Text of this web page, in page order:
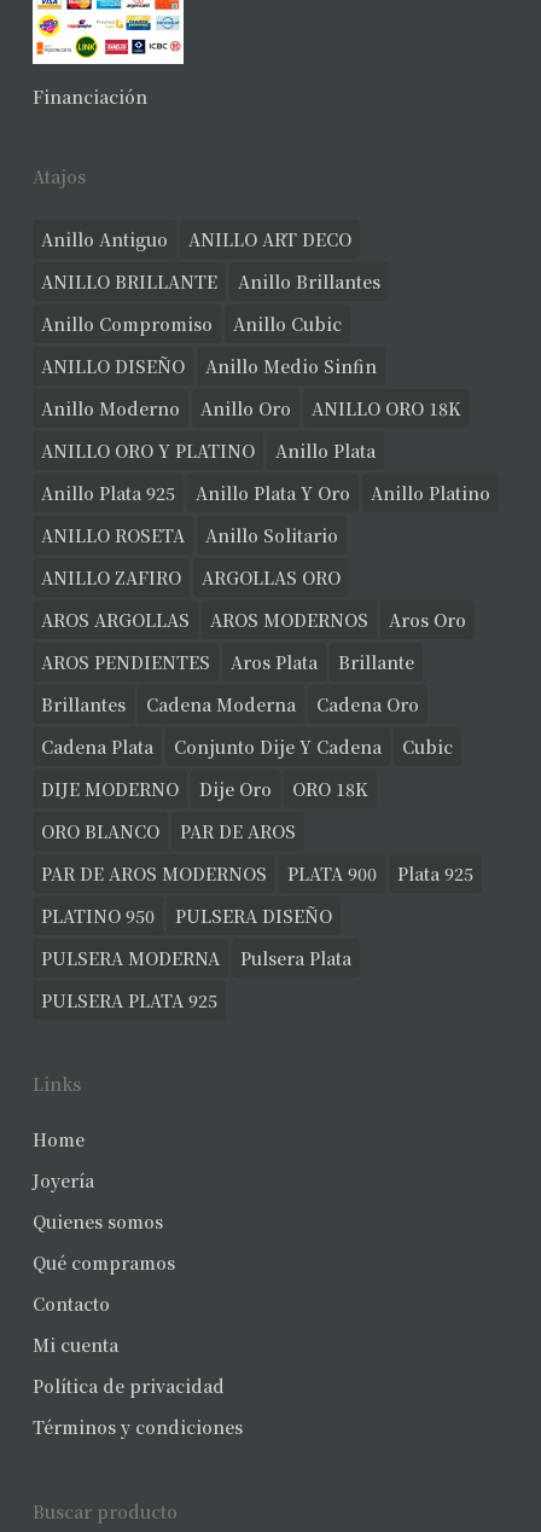
Financiación
Atajos
Anillo Antiguo
ANILLO ART DECO
ANILLO BRILLANTE
Anillo Brillantes
Anillo Compromiso
Anillo Cubic
ANILLO DISEÑO
Anillo Medio Sinfin
Anillo Moderno
Anillo Oro
ANILLO ORO 18K
ANILLO ORO Y PLATINO
Anillo Plata
Anillo Plata 925
Anillo Plata Y Oro
Anillo Platino
ANILLO ROSETA
Anillo Solitario
ANILLO ZAFIRO
ARGOLLAS ORO
AROS ARGOLLAS
AROS MODERNOS
Aros Oro
AROS PENDIENTES
Aros Plata
Brillante
Brillantes
Cadena Moderna
Cadena Oro
Cadena Plata
Conjunto Dije Y Cadena
Cubic
DIJE MODERNO
Dije Oro
ORO 18K
ORO BLANCO
PAR DE AROS
PAR DE AROS MODERNOS
PLATA 900
Plata 925
PLATINO 950
PULSERA DISEÑO
PULSERA MODERNA
Pulsera Plata
PULSERA PLATA 925
Links
Home
Joyería
Quienes somos
Qué compramos
Contacto
Mi cuenta
Política de privacidad
Términos y condiciones
Buscar producto